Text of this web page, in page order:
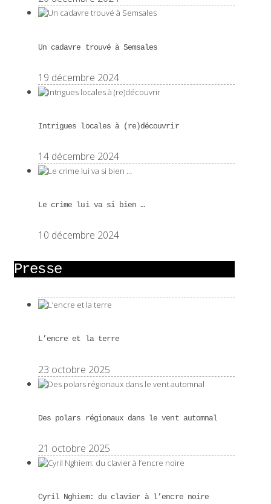
Un cadavre trouvé à Semsales
19 décembre 2024
Intrigues locales à (re)découvrir
14 décembre 2024
Le crime lui va si bien …
10 décembre 2024
Presse
L’encre et la terre
23 octobre 2025
Des polars régionaux dans le vent automnal
21 octobre 2025
Cyril Nghiem: du clavier à l’encre noire